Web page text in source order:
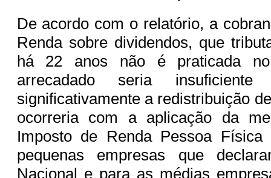
De acordo com o relatório, a
Renda sobre dividendos, que
há 22 anos não é praticada
arrecadado seria
significativamente a redistribuição
ocorreria com a aplicação da
Imposto de Renda Pessoa
pequenas empresas que
Nacional e para as médias